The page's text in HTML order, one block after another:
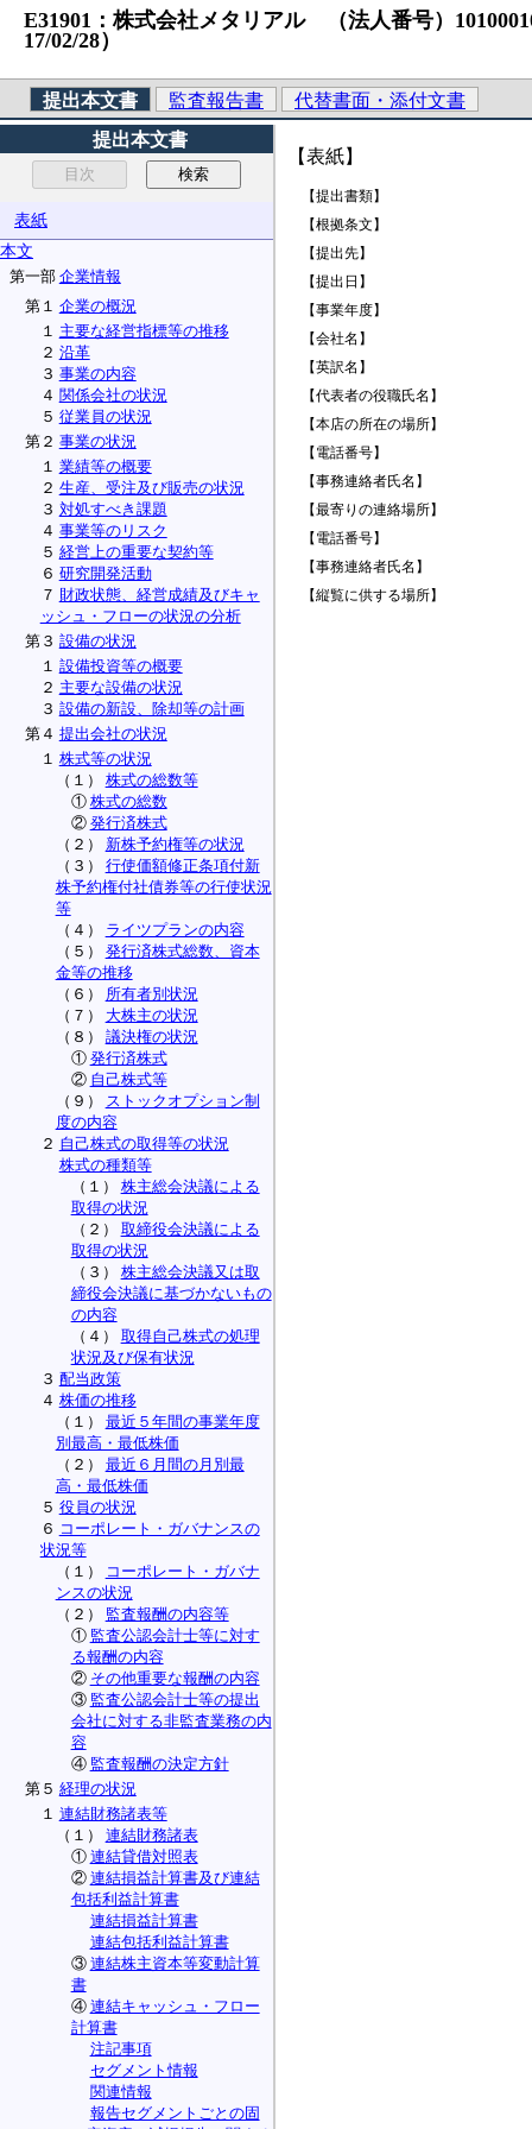
E31901：株式会社メタリアル （法人番号）
17/02/28）
提出本文書 監査報告書
代替書面・添付文書
提出本文書